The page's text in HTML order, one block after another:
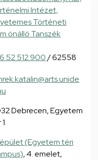
Intézet,
Történeti
önálló Tanszék
52 512 900/ 62558
Debrecen, Egyetem
(Egyetem téri
, 4. emelet,